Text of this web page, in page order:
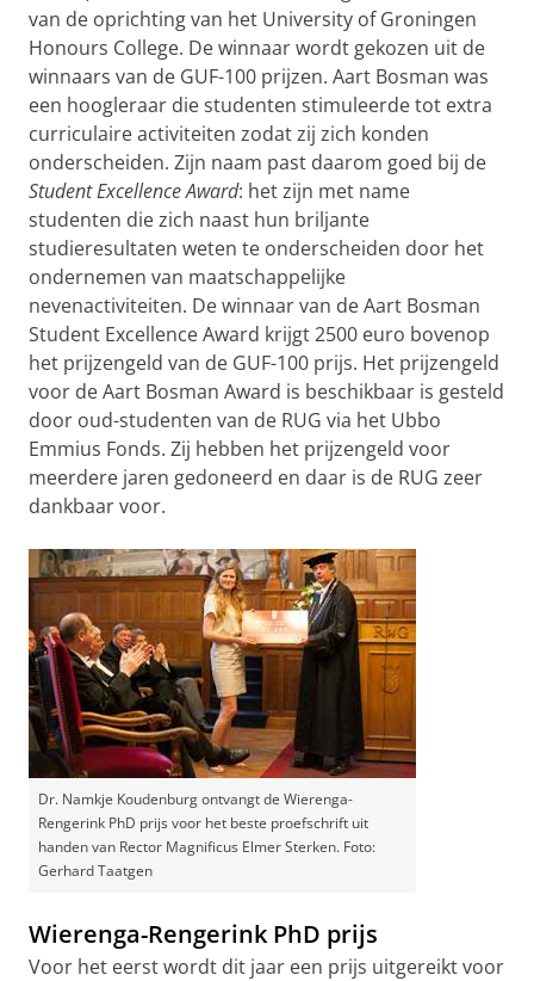
van de oprichting van het University of Groningen
Honours College. De winnaar wordt gekozen uit de
winnaars van de GUF-100 prijzen. Aart Bosman was
een hoogleraar die studenten stimuleerde tot extra
curriculaire activiteiten zodat zij zich konden
onderscheiden. Zijn naam past daarom goed bij de
Student Excellence Award: het zijn met name
studenten die zich naast hun briljante
studieresultaten weten te onderscheiden door het
ondernemen van maatschappelijke
nevenactiviteiten. De winnaar van de Aart Bosman
Student Excellence Award krijgt 2500 euro bovenop
het prijzengeld van de GUF-100 prijs. Het prijzengeld
voor de Aart Bosman Award is beschikbaar is gesteld
door oud-studenten van de RUG via het Ubbo
Emmius Fonds. Zij hebben het prijzengeld voor
meerdere jaren gedoneerd en daar is de RUG zeer
dankbaar voor.
Dr. Namkje Koudenburg ontvangt de Wierenga-
Rengerink PhD prijs voor het beste proefschrift uit
handen van Rector Magnificus Elmer Sterken. Foto:
Gerhard Taatgen
Wierenga-Rengerink PhD prijs
Voor het eerst wordt dit jaar een prijs uitgereikt voor